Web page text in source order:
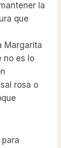
la
que
Margarita
no es lo
rosa o